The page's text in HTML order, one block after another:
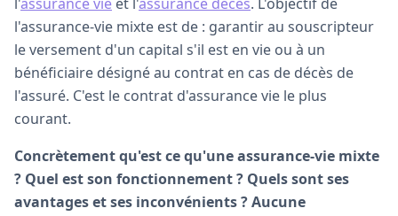
l'assurance-vie mixte est de : garantir au souscripteur
le versement d'un capital s'il est en vie ou à un
bénéficiaire désigné au contrat en cas de décès de
l'assuré. C'est le contrat d'assurance vie le plus
courant.
Concrètement qu'est ce qu'une assurance-vie mixte
? Quel est son fonctionnement ? Quels sont ses
avantages et ses inconvénients ? Aucune